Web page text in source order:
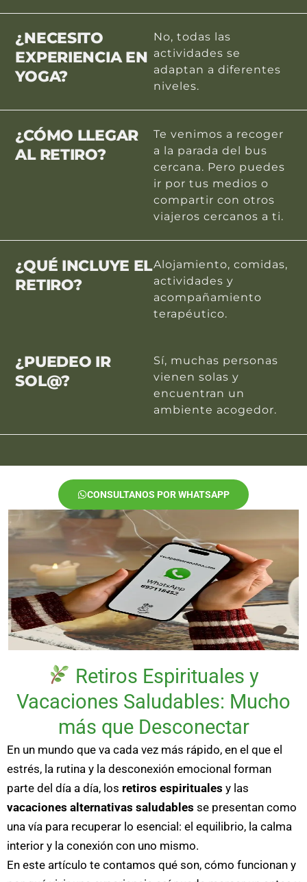
¿NECESITO
EXPERIENCIA EN
YOGA?
No, todas las
actividades se
adaptan a diferentes
niveles.
¿CÓMO LLEGAR
AL RETIRO?
Te venimos a recoger
a la parada del bus
cercana. Pero puedes
ir por tus medios o
compartir con otros
viajeros cercanos a ti.
¿QUÉ INCLUYE EL
RETIRO?
Alojamiento, comidas,
actividades y
acompañamiento
terapéutico.
¿PUEDEO IR
SOL@?
Sí, muchas personas
vienen solas y
encuentran un
ambiente acogedor.
CONSULTANOS POR WHATSAPP
Retiros Espirituales y
Vacaciones Saludables: Mucho
más que Desconectar
En un mundo que va cada vez más rápido, en el que el
estrés, la rutina y la desconexión emocional forman
parte del día a día, los retiros espirituales y las
vacaciones alternativas saludables se presentan como
una vía para recuperar lo esencial: el equilibrio, la calma
interior y la conexión con uno mismo.
En este artículo te contamos qué son, cómo funcionan y